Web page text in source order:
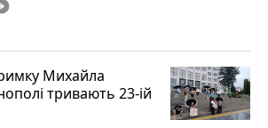
Михайла
тривають 23-ій